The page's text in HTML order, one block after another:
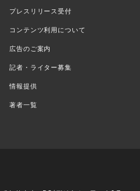
プレスリリース受付
コンテンツ利用について
広告のご案内
記者・ライター募集
情報提供
著者一覧